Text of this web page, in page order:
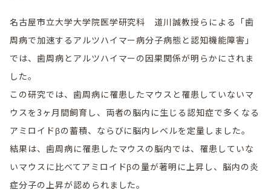
名古屋市立大学大学院医学研究科 道川誠教授らによる「歯
周病で加速するアルツハイマー病分子病態と認知機能障害」
では、歯周病とアルツハイマーの因果関係が明らかにされま
した。
この研究では、歯周病に罹患したマウスと罹患していないマ
ウスを3ヶ月間飼育し、両者の脳内に生じる認知症で多くなる
アミロイドβの蓄積、ならびに脳内レベルを定量しました。
結果は、歯周病に罹患したマウスの脳内では、罹患していな
いマウスに比べてアミロイドβの量が著明に上昇し、脳内の炎
症分子の上昇が認められました。